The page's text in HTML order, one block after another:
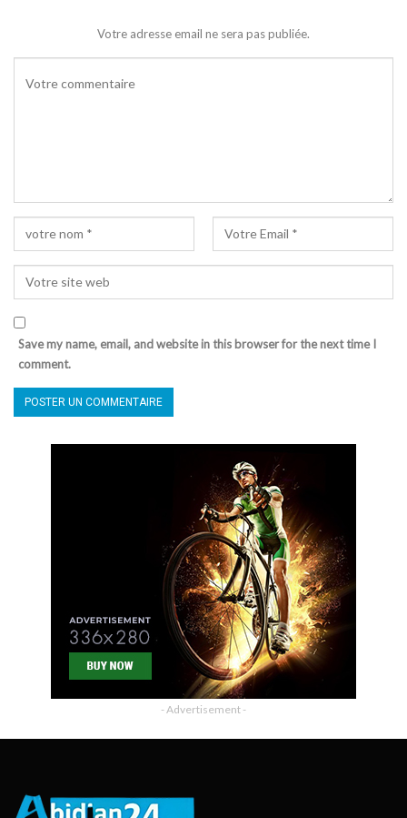
Votre adresse email ne sera pas publiée.
Save my name, email, and website in this browser for the next time I
comment.
- Advertisement -